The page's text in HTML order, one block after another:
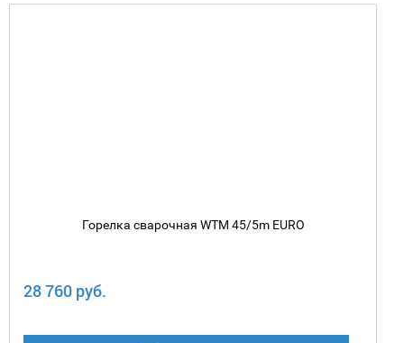
Горелка сварочная WTM 45/5m EURO
28 760 руб.